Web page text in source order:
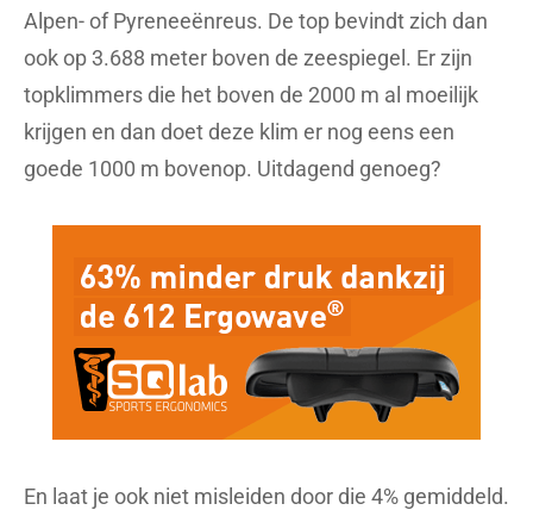
Alpen- of Pyreneeënreus. De top bevindt zich dan
ook op 3.688 meter boven de zeespiegel. Er zijn
topklimmers die het boven de 2000 m al moeilijk
krijgen en dan doet deze klim er nog eens een
goede 1000 m bovenop. Uitdagend genoeg?
En laat je ook niet misleiden door die 4% gemiddeld.